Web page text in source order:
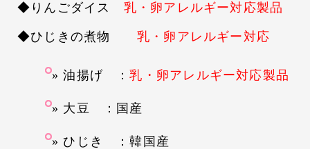
◆りんごダイス 乳・卵アレルギー対応製品
◆ひじきの煮物 乳・卵アレルギー対応
油揚げ ：乳・卵アレルギー対応製品
大豆 ：国産
ひじき ：韓国産